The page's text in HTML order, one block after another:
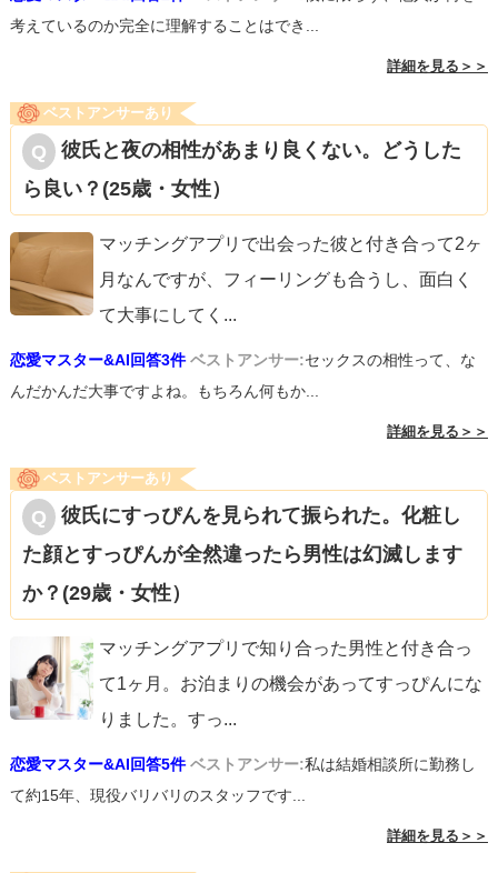
考えているのか完全に理解することはでき...
詳細を見る＞＞
ベストアンサーあり
彼氏と夜の相性があまり良くない。どうした
ら良い？(25歳・女性）
マッチングアプリで出会った彼と付き合って2ヶ
月なんですが、フィーリングも合うし、面白く
て大事にしてく ...
恋愛マスター&AI回答3件 ベストアンサー:セックスの相性って、な
んだかんだ大事ですよね。もちろん何もか...
詳細を見る＞＞
ベストアンサーあり
彼氏にすっぴんを見られて振られた。化粧し
た顔とすっぴんが全然違ったら男性は幻滅します
か？(29歳・女性）
マッチングアプリで知り合った男性と付き合っ
て1ヶ月。お泊まりの機会があってすっぴんにな
りました。すっ...
恋愛マスター&AI回答5件 ベストアンサー:私は結婚相談所に勤務し
て約15年、現役バリバリのスタッフです...
詳細を見る＞＞